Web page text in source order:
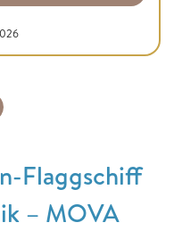
Flaggschiff
– MOVA